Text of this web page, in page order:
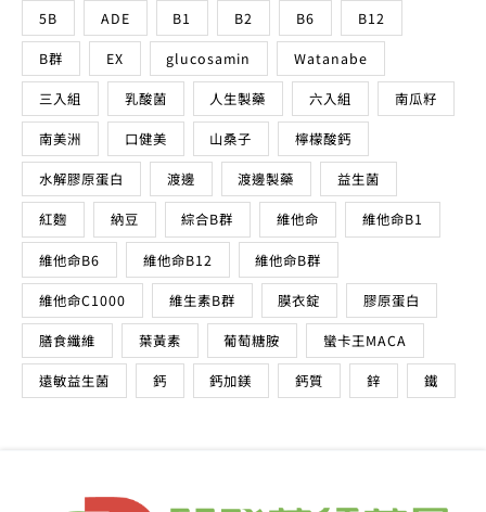
5B ADE B1 B2 B6 B12
B群 EX glucosamin Watanabe
三入組 乳酸菌 人生製藥 六入組 南瓜籽
南美洲 口健美 山桑子 檸檬酸鈣
水解膠原蛋白 渡邊 渡邊製藥 益生菌
紅麴 納豆 綜合B群 維他命 維他命B1
維他命B6 維他命B12 維他命B群
維他命C1000 維生素B群 膜衣錠 膠原蛋白
膳食纖維 葉黃素 葡萄糖胺 蠻卡王MACA
遠敏益生菌 鈣 鈣加鎂 鈣質 鋅 鐵